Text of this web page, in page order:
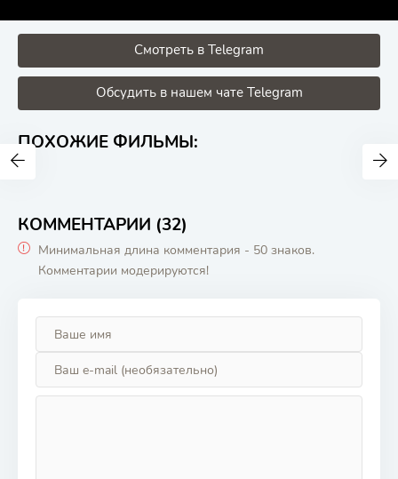
Смотреть в Telegram
Обсудить в нашем чате Telegram
ПОХОЖИЕ ФИЛЬМЫ:
КОММЕНТАРИИ (32)
Минимальная длина комментария - 50 знаков.
Комментарии модерируются!